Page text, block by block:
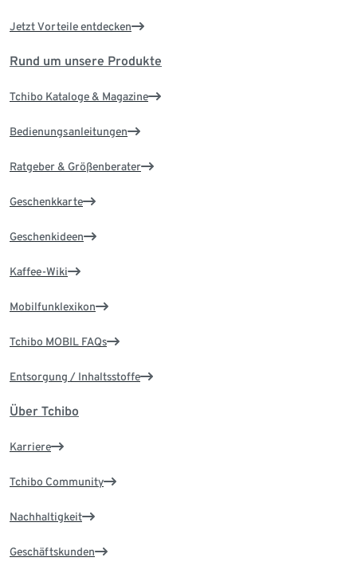
Jetzt Vorteile entdecken
Rund um unsere Produkte
Tchibo Kataloge & Magazine
Bedienungsanleitungen
Ratgeber & Größenberater
Geschenkkarte
Geschenkideen
Kaffee-Wiki
Mobilfunklexikon
Tchibo MOBIL FAQs
Entsorgung / Inhaltsstoffe
Über Tchibo
Karriere
Tchibo Community
Nachhaltigkeit
Geschäftskunden